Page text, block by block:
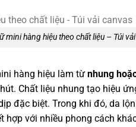
mini hàng hiệu theo chất liệu – Túi
hàng hiệu làm từ nhung
Chất liệu nhung tạo hiệu
đặc biệt. Trong khi đó, da
với nhiều phong cách